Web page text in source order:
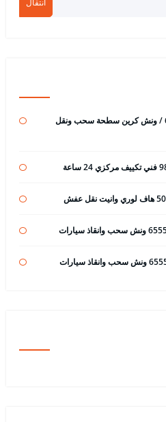
انتقال
ونش ابو حليفة رقم / 65557275 / ونش كرين سطحة سحب ونقل